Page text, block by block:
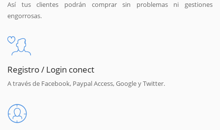
Así tus clientes podrán comprar sin problemas ni gestiones
engorrosas.
Registro / Login conect
A través de Facebook, Paypal Access, Google y Twitter.